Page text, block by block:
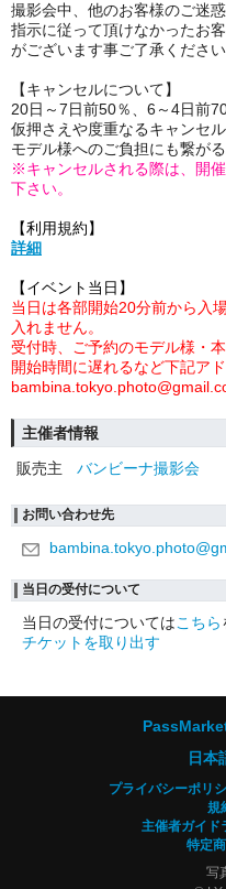
撮影会中、他のお客様のご迷
指示に従って頂けなかったお
がございます事ご了承ください
【キャンセルについて】
20日～7日前50％、6～4日前
仮押さえや度重なるキャンセ
モデル様へのご負担にも繋が
※キャンセルされる際は、開
下さい。
【利用規約】
詳細
【イベント当日】
当日は各部開始20分前から入
入れません。
受付時、ご予約のモデル様・
開始時間に遅れるなど下記ア
主催者情報
販売主
バンビーナ撮影会
お問い合わせ先
当日の受付について
当日の受付についてはこちら
チケットを取り出す
日本
プライバシーポリ
規
主催者ガイド
特定
写